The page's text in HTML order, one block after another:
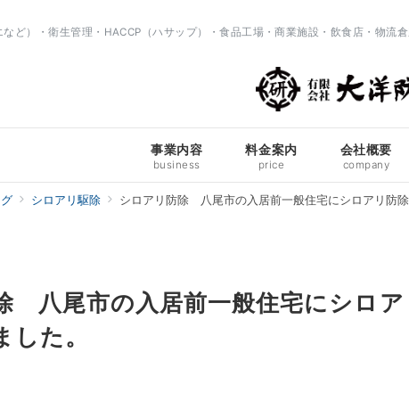
ど）・衛生管理・HACCP（ハサップ）・食品工場・商業施設・飲食店・物流
事業内容
business
料金案内
price
会社概要
company
シロアリ駆除 シロアリ防除 八尾市の入居前一般住宅にシロアリ防除
八尾市の入居前一般住宅にシロア
した。